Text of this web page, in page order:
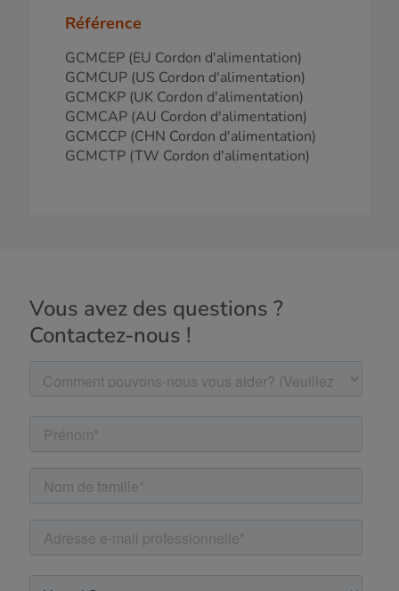
Référence
GCMCEP (EU Cordon d'alimentation)
GCMCUP (US Cordon d'alimentation)
GCMCKP (UK Cordon d'alimentation)
GCMCAP (AU Cordon d'alimentation)
GCMCCP (CHN Cordon d'alimentation)
GCMCTP (TW Cordon d'alimentation)
Vous avez des questions ?
Contactez-nous !